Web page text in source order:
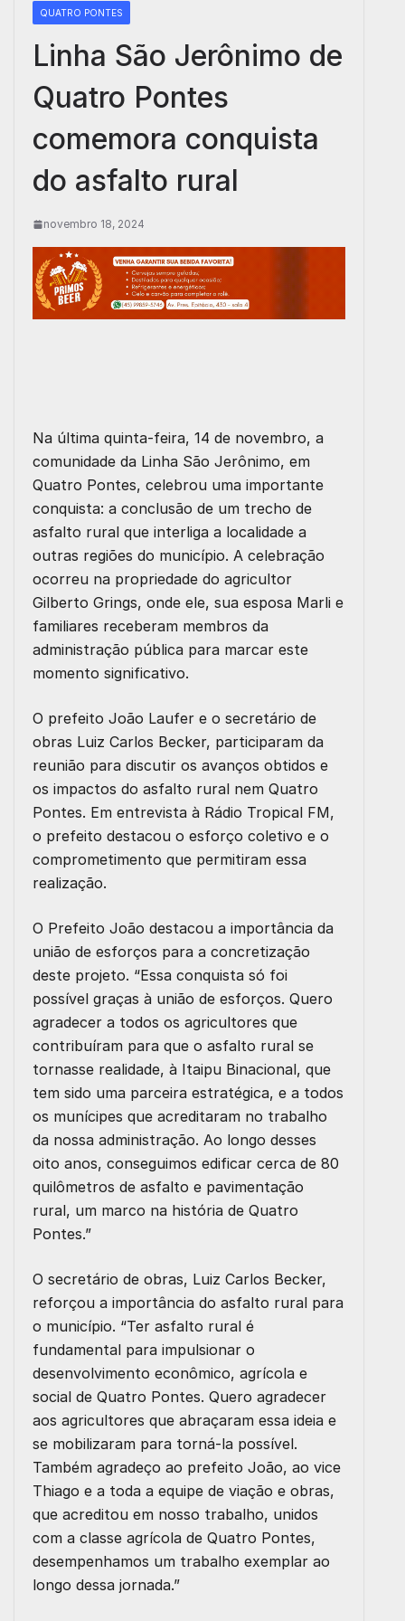
QUATRO PONTES
Linha São Jerônimo de
Quatro Pontes
comemora conquista
do asfalto rural
novembro 18, 2024
Na última quinta-feira, 14 de novembro, a
comunidade da Linha São Jerônimo, em
Quatro Pontes, celebrou uma importante
conquista: a conclusão de um trecho de
asfalto rural que interliga a localidade a
outras regiões do município. A celebração
ocorreu na propriedade do agricultor
Gilberto Grings, onde ele, sua esposa Marli e
familiares receberam membros da
administração pública para marcar este
momento significativo.
O prefeito João Laufer e o secretário de
obras Luiz Carlos Becker, participaram da
reunião para discutir os avanços obtidos e
os impactos do asfalto rural nem Quatro
Pontes. Em entrevista à Rádio Tropical FM,
o prefeito destacou o esforço coletivo e o
comprometimento que permitiram essa
realização.
O Prefeito João destacou a importância da
união de esforços para a concretização
deste projeto. “Essa conquista só foi
possível graças à união de esforços. Quero
agradecer a todos os agricultores que
contribuíram para que o asfalto rural se
tornasse realidade, à Itaipu Binacional, que
tem sido uma parceira estratégica, e a todos
os munícipes que acreditaram no trabalho
da nossa administração. Ao longo desses
oito anos, conseguimos edificar cerca de 80
quilômetros de asfalto e pavimentação
rural, um marco na história de Quatro
Pontes.”
O secretário de obras, Luiz Carlos Becker,
reforçou a importância do asfalto rural para
o município. “Ter asfalto rural é
fundamental para impulsionar o
desenvolvimento econômico, agrícola e
social de Quatro Pontes. Quero agradecer
aos agricultores que abraçaram essa ideia e
se mobilizaram para torná-la possível.
Também agradeço ao prefeito João, ao vice
Thiago e a toda a equipe de viação e obras,
que acreditou em nosso trabalho, unidos
com a classe agrícola de Quatro Pontes,
desempenhamos um trabalho exemplar ao
longo dessa jornada.”